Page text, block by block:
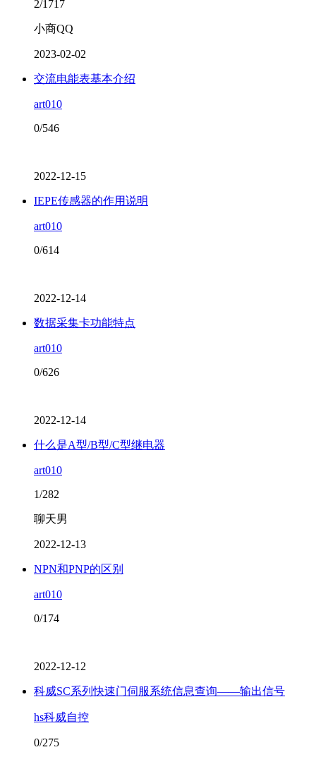
2/1717
小商QQ
2023-02-02
交流电能表基本介绍
art010
0/546
2022-12-15
IEPE传感器的作用说明
art010
0/614
2022-12-14
数据采集卡功能特点
art010
0/626
2022-12-14
什么是A型/B型/C型继电器
art010
1/282
聊天男
2022-12-13
NPN和PNP的区别
art010
0/174
2022-12-12
科威SC系列快速门伺服系统信息查询——输出信号
hs科威自控
0/275